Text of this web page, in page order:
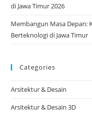
di Jawa Timur 2026
Membangun Masa
Berteknologi di Jawa Timur
Categories
Arsitektur & Desain
Arsitektur & Desain 3D